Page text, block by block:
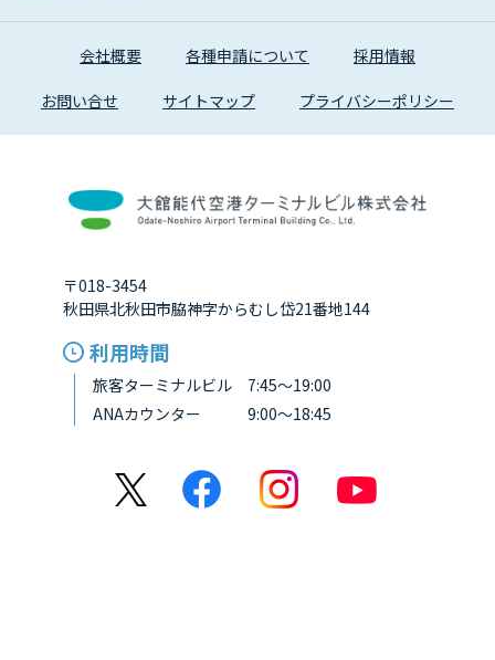
会社概要 各種申請について 採用情報
お問い合せ サイトマップ プライバシーポリシー
〒018-3454
秋田県北秋田市脇神字からむし岱21番地144
利用時間
旅客ターミナルビル 7:45～19:00
ANAカウンター 9:00～18:45